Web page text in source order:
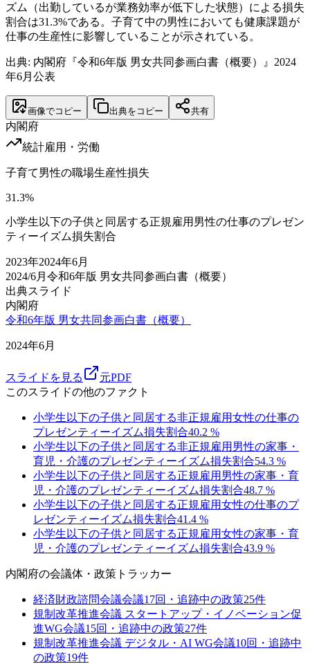
ズム（出勤しているが業務効率が低下した状態）による損失
割合は31.3%である。子育て中の男性においても健康課題が
仕事の生産性に影響していることが示されている。
出典: 内閣府『令和6年版 男女共同参画白書（概要）』2024
年6月公表
画像でコピー 出典をコピー 共有
内閣府
統計雇用・労働
子育て男性の職場生産性損失
31.3%
小学生以下の子供と同居する正規雇用男性の仕事のプレゼン
ティーイズム損失割合
2023年2024年6月
2024/6月 令和6年版 男女共同参画白書（概要）
出典スライド
内閣府
令和6年版 男女共同参画白書（概要）
2024年6月
スライドを見る
元PDF
このスライドの他のファクト
小学生以下の子供と同居する非正規雇用女性の仕事の
プレゼンティーイズム損失割合40.2 %
小学生以下の子供と同居する非正規雇用男性の家事・
育児・介護のプレゼンティーイズム損失割合54.3 %
小学生以下の子供と同居する正規雇用男性の家事・育
児・介護のプレゼンティーイズム損失割合48.7 %
小学生以下の子供と同居する正規雇用女性の仕事のプ
レゼンティーイズム損失割合41.4 %
小学生以下の子供と同居する正規雇用女性の家事・育
児・介護のプレゼンティーイズム損失割合43.9 %
内閣府の会議体・政策トラッカー
経済財政諮問会議会議17回・追跡中の政策25件
規制改革推進会議 スタートアップ・イノベーション促
進WG会議15回・追跡中の政策27件
規制改革推進会議 デジタル・AI WG会議10回・追跡中
の政策19件